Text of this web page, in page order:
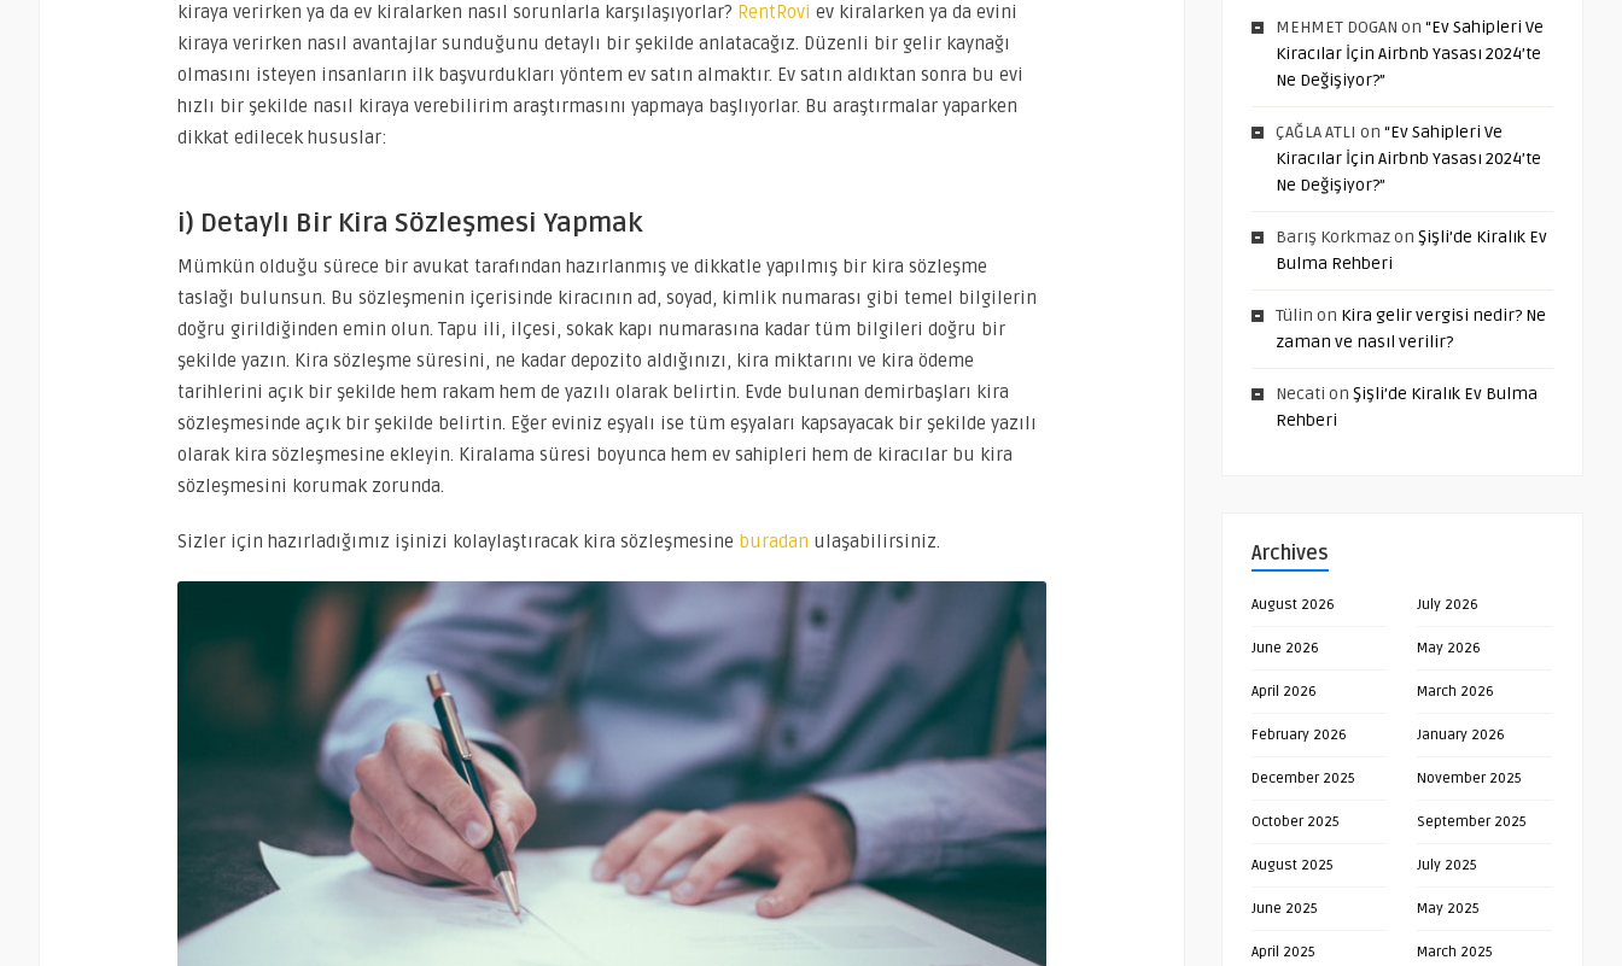
kiraya verirken ya da ev kiralarken nasıl sorunlarla karşılaşıyorlar? RentRovi ev kiralarken ya da evini
kiraya verirken nasıl avantajlar sunduğunu detaylı bir şekilde anlatacağız. Düzenli bir gelir kaynağı
olmasını isteyen insanların ilk başvurdukları yöntem ev satın almaktır. Ev satın aldıktan sonra bu evi
hızlı bir şekilde nasıl kiraya verebilirim araştırmasını yapmaya başlıyorlar. Bu araştırmalar yaparken
dikkat edilecek hususlar:
i) Detaylı Bir Kira Sözleşmesi Yapmak
Mümkün olduğu sürece bir avukat tarafından hazırlanmış ve dikkatle yapılmış bir kira sözleşme
taslağı bulunsun. Bu sözleşmenin içerisinde kiracının ad, soyad, kimlik numarası gibi temel bilgilerin
doğru girildiğinden emin olun. Tapu ili, ilçesi, sokak kapı numarasına kadar tüm bilgileri doğru bir
şekilde yazın. Kira sözleşme süresini, ne kadar depozito aldığınızı, kira miktarını ve kira ödeme
tarihlerini açık bir şekilde hem rakam hem de yazılı olarak belirtin. Evde bulunan demirbaşları kira
sözleşmesinde açık bir şekilde belirtin. Eğer eviniz eşyalı ise tüm eşyaları kapsayacak bir şekilde yazılı
olarak kira sözleşmesine ekleyin. Kiralama süresi boyunca hem ev sahipleri hem de kiracılar bu kira
sözleşmesini korumak zorunda.
Sizler için hazırladığımız işinizi kolaylaştıracak kira sözleşmesine buradan ulaşabilirsiniz.
MEHMET DOGAN on “Ev Sahipleri Ve
Kiracılar İçin Airbnb Yasası 2024’te
Ne Değişiyor?”
ÇAĞLA ATLI on “Ev Sahipleri Ve
Kiracılar İçin Airbnb Yasası 2024’te
Ne Değişiyor?”
Barış Korkmazon Şişli’de Kiralık Ev
Bulma Rehberi
Tülin on Kira gelir vergisi nedir? Ne
zaman ve nasıl verilir?
Necati on Şişli’de Kiralık Ev Bulma
Rehberi
Archives
August 2026 July 2026
June 2026 May 2026
April 2026 March 2026
February 2026 January 2026
December 2025 November 2025
October 2025 September 2025
August 2025 July 2025
June 2025 May 2025
April 2025 March 2025